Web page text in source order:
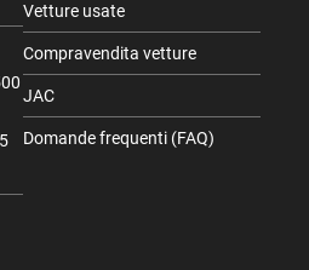
Vetture usate
Compravendita vetture
JAC
Domande frequenti (FAQ)